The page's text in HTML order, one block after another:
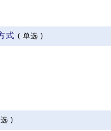
式 ( 单选 )
)